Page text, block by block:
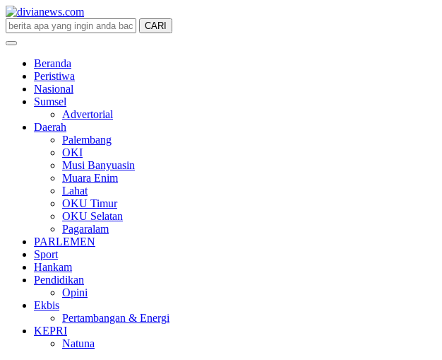
divianews.com
CARI
Beranda
Peristiwa
Nasional
Sumsel
Advertorial
Daerah
Palembang
OKI
Musi Banyuasin
Muara Enim
Lahat
OKU Timur
OKU Selatan
Pagaralam
PARLEMEN
Sport
Hankam
Pendidikan
Opini
Ekbis
Pertambangan & Energi
KEPRI
Natuna